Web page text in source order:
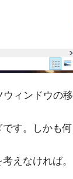
ィンドウの移
す。しかも何
えなければ。